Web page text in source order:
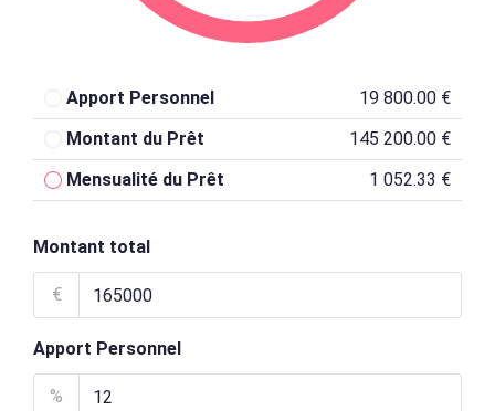
Apport Personnel
19 800.00 €
Montant du Prêt
145 200.00 €
Mensualité du Prêt
1 052.33 €
Montant total
€
Apport Personnel
%